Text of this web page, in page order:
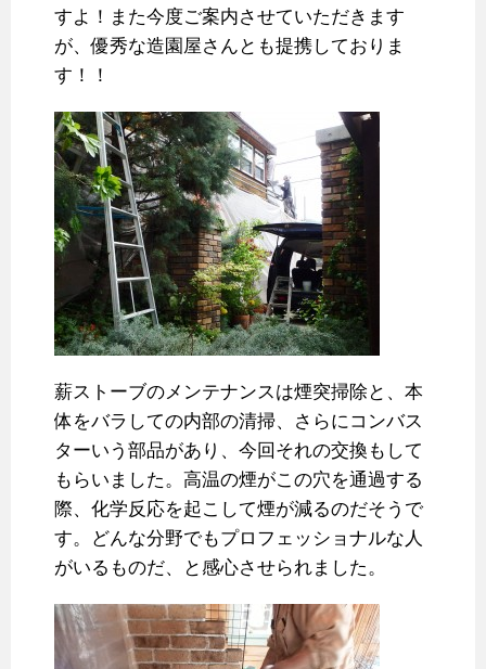
すよ！また今度ご案内させていただきます
が、優秀な造園屋さんとも提携しておりま
す！！
薪ストーブのメンテナンスは煙突掃除と、本
体をバラしての内部の清掃、さらにコンバス
ターいう部品があり、今回それの交換もして
もらいました。高温の煙がこの穴を通過する
際、化学反応を起こして煙が減るのだそうで
す。どんな分野でもプロフェッショナルな人
がいるものだ、と感心させられました。